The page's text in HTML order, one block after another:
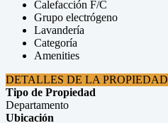
Calefacción F/C
Grupo electrógeno
Lavandería
Categoría
Amenities
DETALLES DE LA PROPIEDAD
Tipo de Propiedad
Departamento
Ubicación